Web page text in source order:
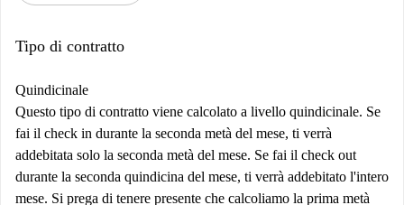
Tipo di contratto
Quindicinale
Questo tipo di contratto viene calcolato a livello quindicinale. Se
fai il check in durante la seconda metà del mese, ti verrà
addebitata solo la seconda metà del mese. Se fai il check out
durante la seconda quindicina del mese, ti verrà addebitato l'intero
mese. Si prega di tenere presente che calcoliamo la prima metà